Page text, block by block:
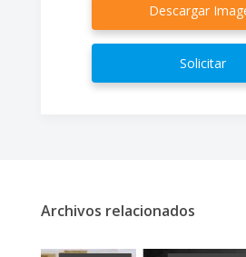
Descargar
Solicitar
Archivos relacionados